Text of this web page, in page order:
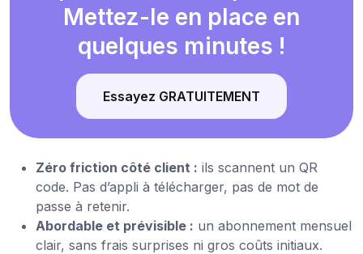
Mettez-le en place en
quelques minutes !
Essayez GRATUITEMENT
Zéro friction côté client : ils scannent un QR
code. Pas d’appli à télécharger, pas de mot de
passe à retenir.
Abordable et prévisible : un abonnement mensuel
clair, sans frais surprises ni gros coûts initiaux.